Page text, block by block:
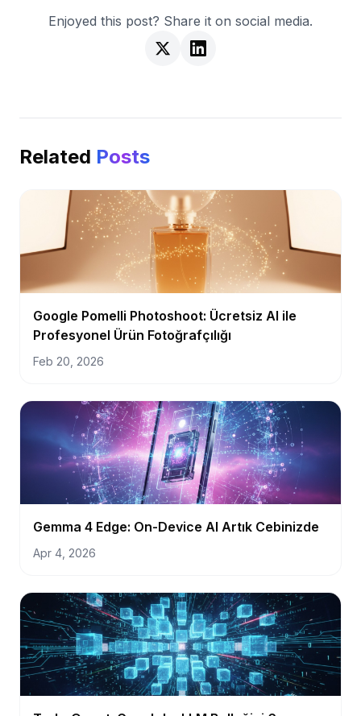
Enjoyed this post? Share it on social media.
Related Posts
Google Pomelli Photoshoot: Ücretsiz AI ile
Profesyonel Ürün Fotoğrafçılığı
Feb 20, 2026
Gemma 4 Edge: On-Device AI Artık Cebinizde
Apr 4, 2026